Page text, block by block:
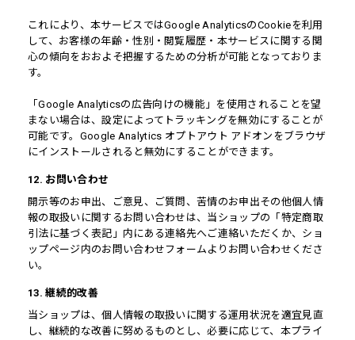
これにより、本サービスではGoogle AnalyticsのCookieを利用
して、お客様の年齢・性別・閲覧履歴・本サービスに関する関
心の傾向をおおよそ把握するための分析が可能となっておりま
す。
「Google Analyticsの広告向けの機能」を使用されることを望
まない場合は、設定によってトラッキングを無効にすることが
可能です。Google Analytics オプトアウト アドオンをブラウザ
にインストールされると無効にすることができます。
12. お問い合わせ
開示等のお申出、ご意見、ご質問、苦情のお申出その他個人情
報の取扱いに関するお問い合わせは、当ショップの「特定商取
引法に基づく表記」内にある連絡先へご連絡いただくか、ショ
ップページ内のお問い合わせフォームよりお問い合わせくださ
い。
13. 継続的改善
当ショップは、個人情報の取扱いに関する運用状況を適宜見直
し、継続的な改善に努めるものとし、必要に応じて、本プライ